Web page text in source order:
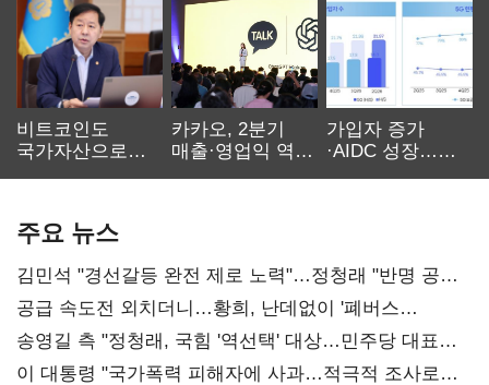
비트코인도
국가자산으로…'
카카오, 2분기
매출·영업익 역대
가입자 증가
·AIDC 성장…
주요 뉴스
김민석 "경선갈등 완전 제로 노력"…정청래 "반명 공세
사과부터"
공급 속도전 외치더니…황희, 난데없이 '폐버스
리모델링' 제안
송영길 측 "정청래, 국힘 '역선택' 대상…민주당 대표로
총선 지휘 못해"
이 대통령 "국가폭력 피해자에 사과…적극적 조사로